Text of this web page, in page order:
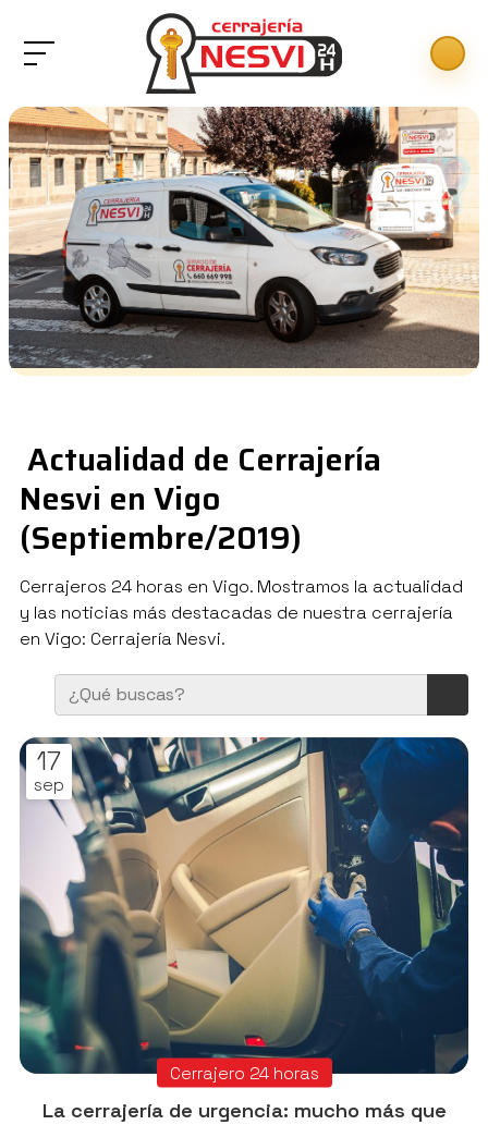
Actualidad de Cerrajería
Nesvi en Vigo
(Septiembre/2019)
Cerrajeros 24 horas en Vigo. Mostramos la actualidad
y las noticias más destacadas de nuestra cerrajería
en Vigo: Cerrajería Nesvi.
17
sep
La cerrajería de urgencia: mucho más que
Cerrajero 24 horas